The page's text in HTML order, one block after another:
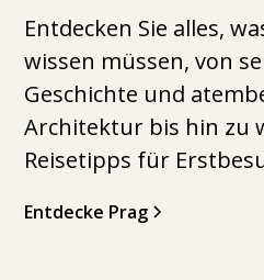
Entdecken Sie alles,
wissen müssen, von
Geschichte und
Architektur bis hin zu
Reisetipps für
Entdecke Prag